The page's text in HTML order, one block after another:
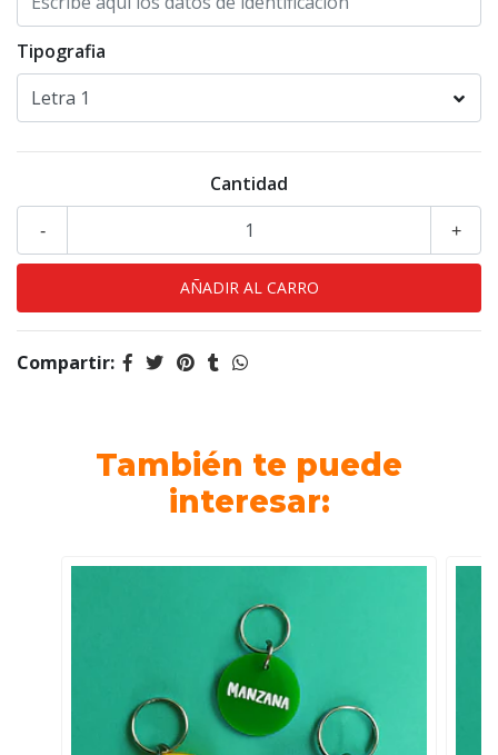
Tipografia
Cantidad
+
-
Compartir:
También te puede
interesar: